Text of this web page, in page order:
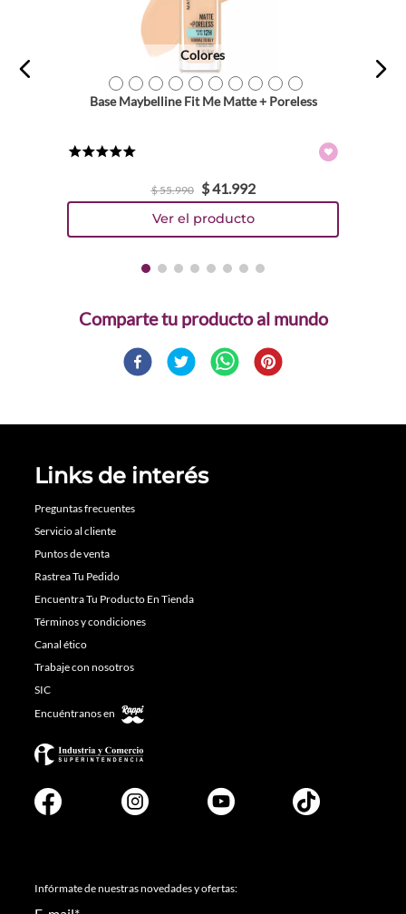
Colores
Base Maybelline Fit Me Matte + Poreless
$55.990 $41.992
Comparte
Links de interés
Preguntas frecuentes
Servicio al cliente
Puntos de venta
Rastrea Tu Pedido
Encuentra Tu Producto En Tienda
Términos y condiciones
Canal ético
Trabaje con nosotros
SIC
Encuéntranos en
Infórmate de nuestras novedades y ofertas: